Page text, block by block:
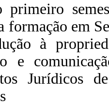
primeiro
formação em
à
e
Jurídicos